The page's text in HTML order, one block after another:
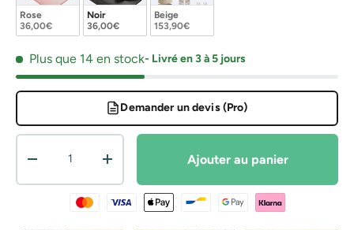
Rose
36,00€
Noir
36,00€
Beige
153,90€
Plus que 14 en stock- Livré en 3 à 5 jours
Demander un devis (Pro)
Diminuer la quantitéAugmenter la quantitéAjouter au panier